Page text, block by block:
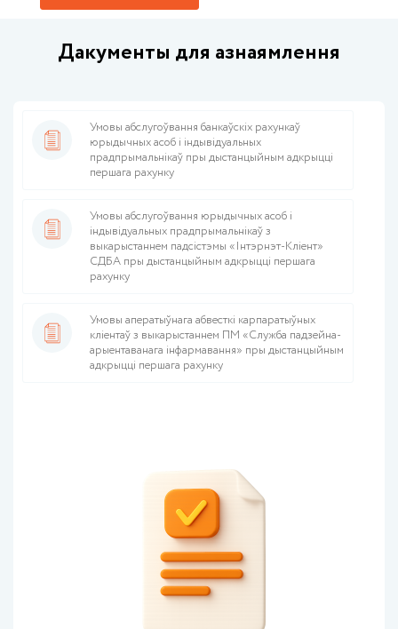
Дакументы для азнаямлення
Умовы абслугоўвання банкаўскіх рахункаў
юрыдычных асоб і індывідуальных
прадпрымальнікаў пры дыстанцыйным адкрыцці
першага рахунку
Умовы абслугоўвання юрыдычных асоб і
індывідуальных прадпрымальнікаў з
выкарыстаннем падсістэмы «Інтэрнэт-Кліент»
СДБА пры дыстанцыйным адкрыцці першага
рахунку
Умовы аператыўнага абвесткі карпаратыўных
кліентаў з выкарыстаннем ПМ «Служба падзейна-
арыентаванага інфармавання» пры дыстанцыйным
адкрыцці першага рахунку